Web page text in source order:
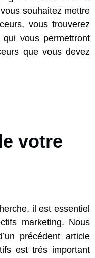
souhaitez mettre
vous trouverez
vous permettront
que vous devez
votre
il est essentiel
marketing. Nous
précédent article
est très important